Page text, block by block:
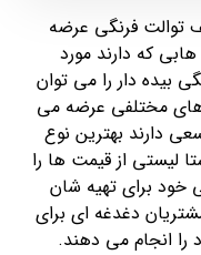
توالت فرنگی عرضه
که دارند مورد
بیده دار را می توان
های مختلفی عرضه می
دارند بهترین نوع
لیستی از قیمت ها را
خود برای تهیه شان
دغدغه ای برای
را انجام می دهند.